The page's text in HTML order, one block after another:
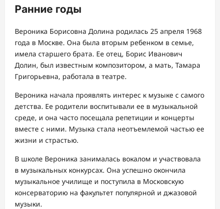
Ранние годы
Вероника Борисовна Долина родилась 25 апреля 1968
года в Москве. Она была вторым ребенком в семье,
имела старшего брата. Ее отец, Борис Иванович
Долин, был известным композитором, а мать, Тамара
Григорьевна, работала в театре.
Вероника начала проявлять интерес к музыке с самого
детства. Ее родители воспитывали ее в музыкальной
среде, и она часто посещала репетиции и концерты
вместе с ними. Музыка стала неотъемлемой частью ее
жизни и страстью.
В школе Вероника занималась вокалом и участвовала
в музыкальных конкурсах. Она успешно окончила
музыкальное училище и поступила в Московскую
консерваторию на факультет популярной и джазовой
музыки.